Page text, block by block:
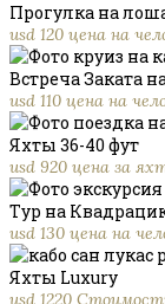
Прогулка на
usd 120 цена на
Встреча Заката
usd 110 цена на
Яхты 36-40 фут
usd 920 цена за
Тур на
usd 130 цена на
Яхты Luxury
usd 1220